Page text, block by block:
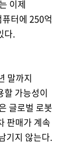
이제
터에 250억
다.
말까지
할 가능성이
글로벌 로봇
판매가 계속
기지 않는다.